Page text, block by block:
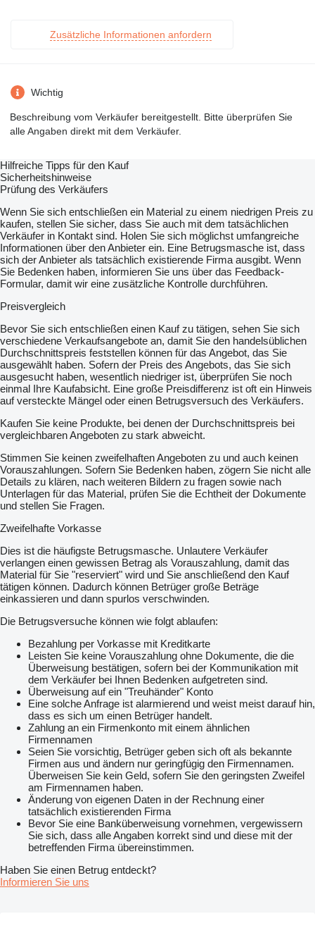
Zusätzliche Informationen anfordern
Wichtig
Beschreibung vom Verkäufer bereitgestellt. Bitte überprüfen Sie
alle Angaben direkt mit dem Verkäufer.
Hilfreiche Tipps für den Kauf
Sicherheitshinweise
Prüfung des Verkäufers
Wenn Sie sich entschließen ein Material zu einem niedrigen Preis zu
kaufen, stellen Sie sicher, dass Sie auch mit dem tatsächlichen
Verkäufer in Kontakt sind. Holen Sie sich möglichst umfangreiche
Informationen über den Anbieter ein. Eine Betrugsmasche ist, dass
sich der Anbieter als tatsächlich existierende Firma ausgibt. Wenn
Sie Bedenken haben, informieren Sie uns über das Feedback-
Formular, damit wir eine zusätzliche Kontrolle durchführen.
Preisvergleich
Bevor Sie sich entschließen einen Kauf zu tätigen, sehen Sie sich
verschiedene Verkaufsangebote an, damit Sie den handelsüblichen
Durchschnittspreis feststellen können für das Angebot, das Sie
ausgewählt haben. Sofern der Preis des Angebots, das Sie sich
ausgesucht haben, wesentlich niedriger ist, überprüfen Sie noch
einmal Ihre Kaufabsicht. Eine große Preisdifferenz ist oft ein Hinweis
auf versteckte Mängel oder einen Betrugsversuch des Verkäufers.
Kaufen Sie keine Produkte, bei denen der Durchschnittspreis bei
vergleichbaren Angeboten zu stark abweicht.
Stimmen Sie keinen zweifelhaften Angeboten zu und auch keinen
Vorauszahlungen. Sofern Sie Bedenken haben, zögern Sie nicht alle
Details zu klären, nach weiteren Bildern zu fragen sowie nach
Unterlagen für das Material, prüfen Sie die Echtheit der Dokumente
und stellen Sie Fragen.
Zweifelhafte Vorkasse
Dies ist die häufigste Betrugsmasche. Unlautere Verkäufer
verlangen einen gewissen Betrag als Vorauszahlung, damit das
Material für Sie "reserviert" wird und Sie anschließend den Kauf
tätigen können. Dadurch können Betrüger große Beträge
einkassieren und dann spurlos verschwinden.
Die Betrugsversuche können wie folgt ablaufen:
Bezahlung per Vorkasse mit Kreditkarte
Leisten Sie keine Vorauszahlung ohne Dokumente, die die
Überweisung bestätigen, sofern bei der Kommunikation mit
dem Verkäufer bei Ihnen Bedenken aufgetreten sind.
Überweisung auf ein "Treuhänder" Konto
Eine solche Anfrage ist alarmierend und weist meist darauf hin,
dass es sich um einen Betrüger handelt.
Zahlung an ein Firmenkonto mit einem ähnlichen
Firmennamen
Seien Sie vorsichtig, Betrüger geben sich oft als bekannte
Firmen aus und ändern nur geringfügig den Firmennamen.
Überweisen Sie kein Geld, sofern Sie den geringsten Zweifel
am Firmennamen haben.
Änderung von eigenen Daten in der Rechnung einer
tatsächlich existierenden Firma
Bevor Sie eine Banküberweisung vornehmen, vergewissern
Sie sich, dass alle Angaben korrekt sind und diese mit der
betreffenden Firma übereinstimmen.
Haben Sie einen Betrug entdeckt?
Informieren Sie uns